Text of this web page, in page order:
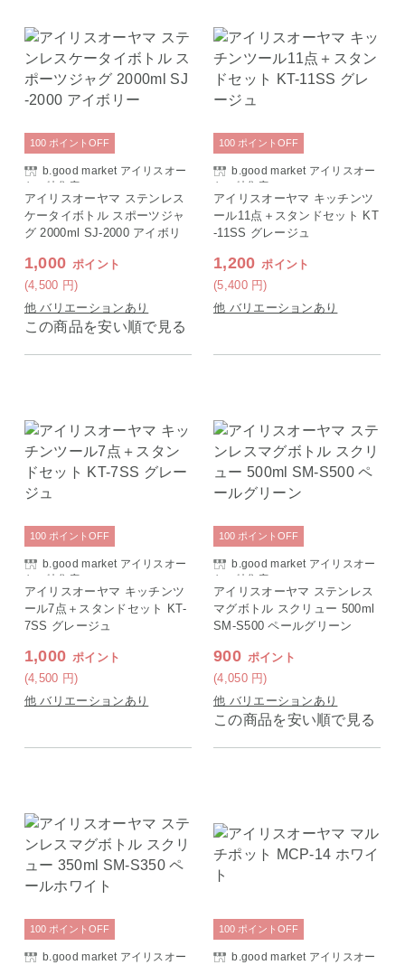
b.good market アイリスオー
ヤマ特集店
アイリスオーヤマ ステンレス
ケータイボトル スポーツジャ
グ 2000ml SJ-2000 アイボリ
1,000 ポイント
(4,500 円)
100 ポイント OFF
他 バリエーションあり
この商品を安い順で見る
b.good market アイリスオー
ヤマ特集店
アイリスオーヤマ キッチンツ
ール11点＋スタンドセット KT
-11SS グレージュ
1,200 ポイント
(5,400 円)
100 ポイント OFF
他 バリエーションあり
b.good market アイリスオー
ヤマ特集店
アイリスオーヤマ キッチンツ
ール7点＋スタンドセット KT-
7SS グレージュ
1,000 ポイント
(4,500 円)
100 ポイント OFF
他 バリエーションあり
b.good market アイリスオー
ヤマ特集店
アイリスオーヤマ ステンレス
マグボトル スクリュー 500ml
SM-S500 ペールグリーン
900 ポイント
(4,050 円)
100 ポイント OFF
他 バリエーションあり
この商品を安い順で見る
b.good market アイリスオー
100 ポイント OFF
b.good market アイリスオー
100 ポイント OFF